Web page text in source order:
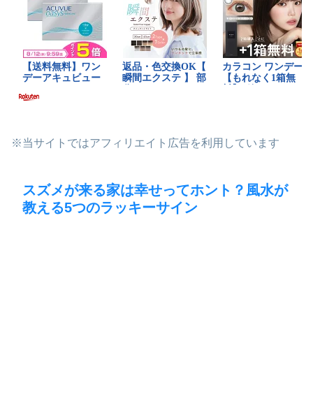
※当サイトではアフィリエイト広告を利用しています
スズメが来る家は幸せってホント？風水が
教える5つのラッキーサイン